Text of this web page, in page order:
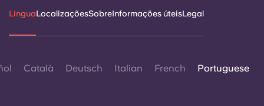
LínguaLocalizaçõesSobreInformações úteisLegal
Català Deutsch Italian French Portuguese